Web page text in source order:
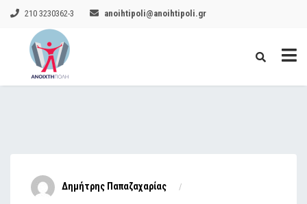
210 3230362-3 anoihtipoli@anoihtipoli.gr
Δημήτρης Παπαζαχαρίας